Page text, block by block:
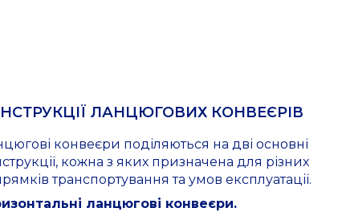
ЛАНЦЮГОВИХ КОНВЕЄРІВ
конвеєри поділяються на дві основні
кожна з яких призначена для різних
транспортування та умов експлуатації.
ланцюгові конвеєри.